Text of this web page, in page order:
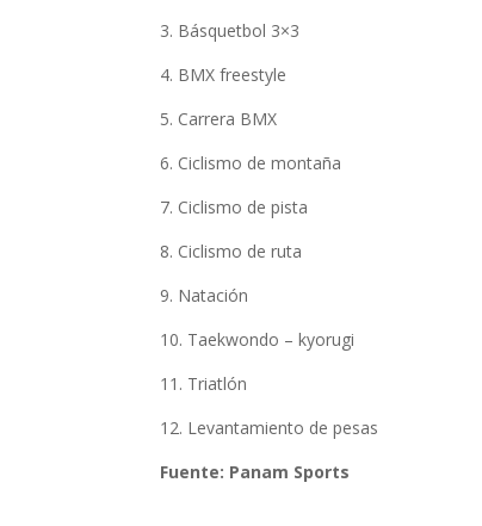
3. Básquetbol 3×3
4. BMX freestyle
5. Carrera BMX
6. Ciclismo de montaña
7. Ciclismo de pista
8. Ciclismo de ruta
9. Natación
10. Taekwondo – kyorugi
11. Triatlón
12. Levantamiento de pesas
Fuente: Panam Sports